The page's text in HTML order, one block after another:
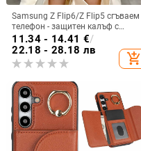
Samsung Z Flip6/Z Flip5 сгъваем
телефон - защитен калъф с
блестяща гривна
11.34 - 14.41 €/
22.18 - 28.18 лв
add_shopping_cart